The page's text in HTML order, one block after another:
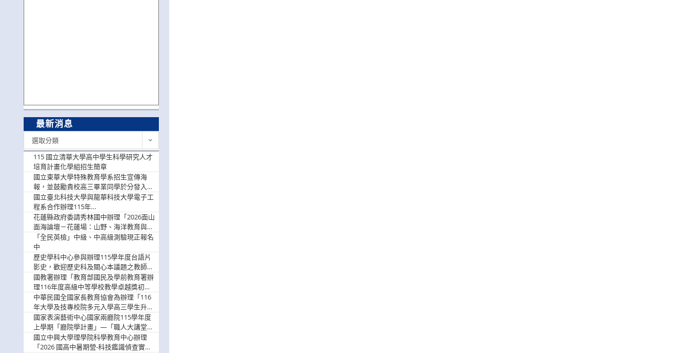
最新消息
選取分類
115 國立清華大學高中學生科學研究人才
培育計畫化學組招生簡章
國立東華大學特殊教育學系招生宣傳海
報，並鼓勵貴校高三畢業同學於分發入學
階段踴躍選填。
國立臺北科技大學與龍華科技大學電子工
程系合作辦理115年
「115.08.10~08.12「AI賦能應用於智慧半
導體研習營」，歡迎學生踴躍報名參加
花蓮縣政府委請秀林國中辦理「2026面山
面海論壇－花蓮場：山野、海洋教育與戶
外安全實務課程」，歡迎踴躍報名參加
「全民英檢」中級、中高級測驗現正報名
中
歷史學科中心參與辦理115學年度台語片
影史，歡迎歷史科及關心本議題之教師踴
躍報名參加
國教署辦理「教育部國民及學前教育署辦
理116年度高級中等學校教學卓越獎初選
實施計畫」，鼓勵教師踴躍報名
中華民國全國家長教育協會為辦理「116
年大學及技專校院多元入學高三學生升學
輔導家長說明會」
國家表演藝術中心國家兩廳院115學年度
上學期「廳院學計畫」—「職人大講堂」
及「一日體驗課程」，鼓勵踴躍報名參
與。
國立中興大學理學院科學教育中心辦理
「2026 國高中暑期營-科技鑑識偵查實戰